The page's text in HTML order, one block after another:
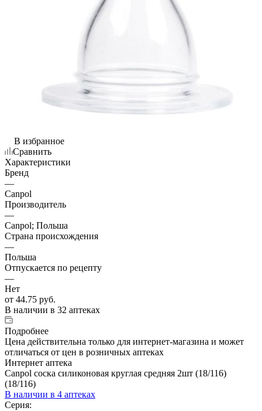
В избранное
Сравнить
Характеристики
Бренд
—
Canpol
Производитель
—
Canpol; Польша
Страна происхождения
—
Польша
Отпускается по рецепту
—
Нет
от 44.75 руб.
В наличии в 32 аптеках
Подробнее
Цена действительна только для интернет-магазина и может
отличаться от цен в розничных аптеках
Интернет аптека
Canpol соска силиконовая круглая средняя 2шт (18/116)
(18/116)
В наличии в 4 аптеках
Серия: